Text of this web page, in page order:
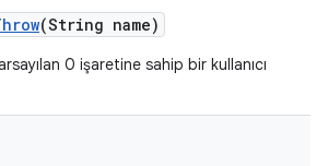
(String name)
0 işaretine sahip bir kullanıcı